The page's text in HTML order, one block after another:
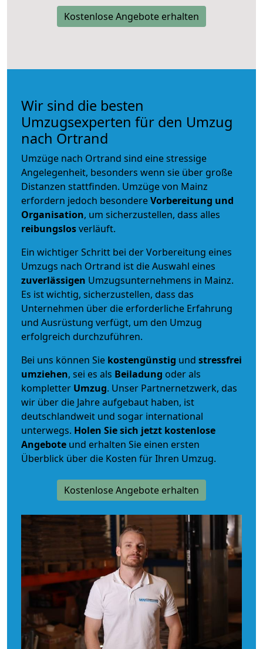
Kostenlose Angebote erhalten
Wir sind die besten
Umzugsexperten für den Umzug
nach Ortrand
Umzüge nach Ortrand sind eine stressige
Angelegenheit, besonders wenn sie über große
Distanzen stattfinden. Umzüge von Mainz
erfordern jedoch besondereVorbereitung und
Organisation, um sicherzustellen, dass alles
reibungslosverläuft.
Ein wichtiger Schritt bei der Vorbereitung eines
Umzugs nach Ortrand ist die Auswahl eines
zuverlässigen Umzugsunternehmens in Mainz.
Es ist wichtig, sicherzustellen, dass das
Unternehmen über die erforderliche Erfahrung
und Ausrüstung verfügt, um den Umzug
erfolgreich durchzuführen.
Bei uns können Sie kostengünstig und stressfrei
umziehen, sei es als Beiladung oder als
kompletter Umzug. Unser Partnernetzwerk, das
wir über die Jahre aufgebaut haben, ist
deutschlandweit und sogar international
unterwegs. Holen Sie sich jetzt kostenlose
Angebote und erhalten Sie einen ersten
Überblick über die Kosten für Ihren Umzug.
Kostenlose Angebote erhalten